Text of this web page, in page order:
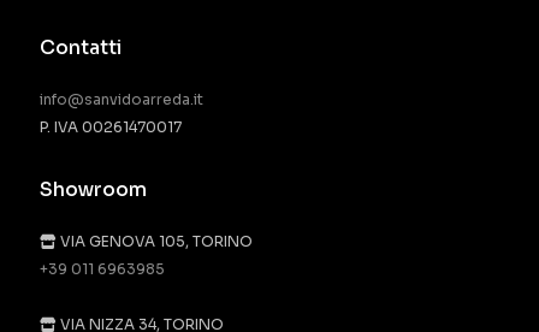
Contatti
info@sanvidoarreda.it
P. IVA 00261470017
Showroom
VIA GENOVA 105, TORINO
+39 011 6963985
VIA NIZZA 34, TORINO